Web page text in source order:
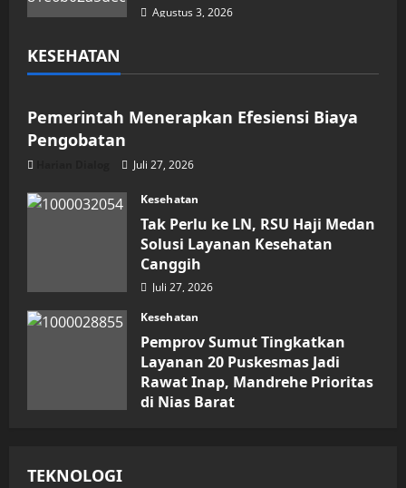
Agustus 3, 2026
KESEHATAN
Kesehatan
Pemerintah Menerapkan Efesiensi Biaya
Pengobatan
Juli 27, 2026
Kesehatan
Tak Perlu ke LN, RSU Haji Medan
Solusi Layanan Kesehatan
Canggih
Juli 27, 2026
Kesehatan
Pemprov Sumut Tingkatkan
Layanan 20 Puskesmas Jadi
Rawat Inap, Mandrehe Prioritas
di Nias Barat
TEKNOLOGI